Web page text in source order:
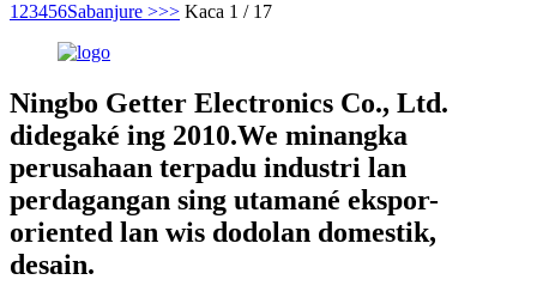
1 23456Sabanjure >>> Kaca 1 / 17
Ningbo Getter Electronics Co., Ltd.
didegaké ing 2010.We minangka
perusahaan terpadu industri lan
perdagangan sing utamané ekspor-
oriented lan wis dodolan domestik,
desain.